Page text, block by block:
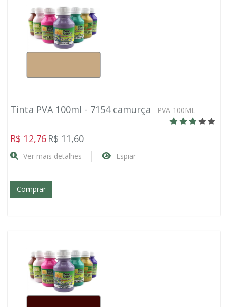
Tinta PVA 100ml - 7154 camurça PVA 100ML
R$ 12,76 R$ 11,60
Ver mais detalhes Espiar
Comprar